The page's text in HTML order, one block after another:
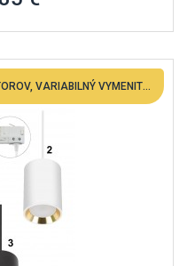
VHODNÉ DO BYTOVÝCH PRIESTOROV, VARIABILNÝ VYMENITEĽNÁ LED